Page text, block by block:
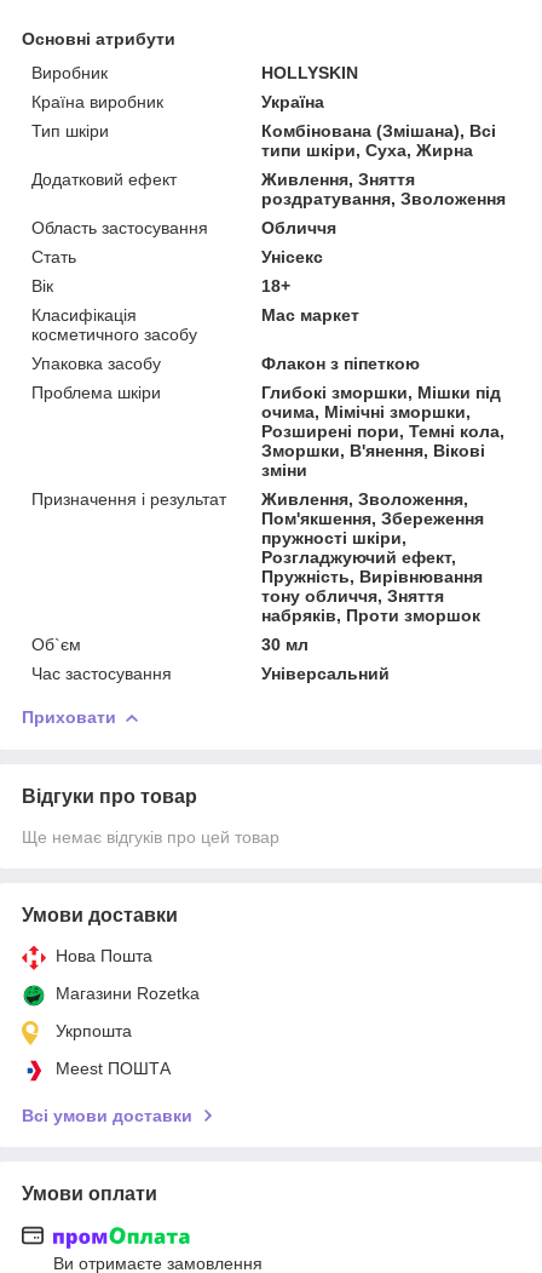
Основні атрибути
Виробник
HOLLYSKIN
Країна виробник
Україна
Тип шкіри
Комбінована (Змішана), Всі
типи шкіри, Суха, Жирна
Додатковий ефект
Живлення, Зняття
роздратування, Зволоження
Область застосування
Обличчя
Стать
Унісекс
Вік
18+
Класифікація
косметичного засобу
Мас маркет
Упаковка засобу
Флакон з піпеткою
Проблема шкіри
Глибокі зморшки, Мішки під
очима, Мімічні зморшки,
Розширені пори, Темні кола,
Зморшки, В'янення, Вікові
зміни
Призначення і результат
Живлення, Зволоження,
Пом'якшення, Збереження
пружності шкіри,
Розгладжуючий ефект,
Пружність, Вирівнювання
тону обличчя, Зняття
набряків, Проти зморшок
Об`єм
30 мл
Час застосування
Універсальний
Приховати
Відгуки про товар
Ще немає відгуків про цей товар
Умови доставки
Нова Пошта
Магазини Rozetka
Укрпошта
Meest ПОШТА
Всі умови доставки
Умови оплати
Ви отримаєте замовлення